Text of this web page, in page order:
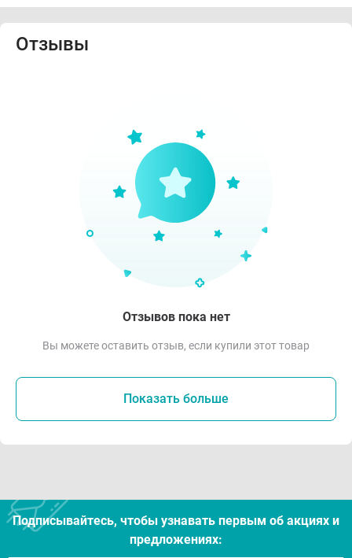
Отзывы
Отзывов пока нет
Вы можете оставить отзыв, если купили этот товар
Показать больше
Подписывайтесь, чтобы узнавать первым об акцияx и
предложениях: